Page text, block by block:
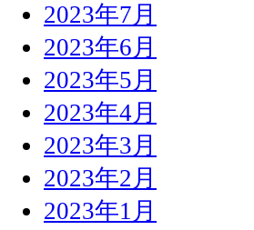
2023年7月
2023年6月
2023年5月
2023年4月
2023年3月
2023年2月
2023年1月